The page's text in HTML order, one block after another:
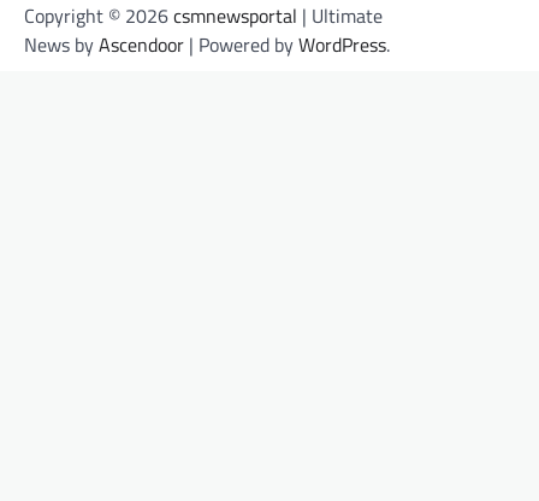
Copyright © 2026csmnewsportal | Ultimate
News byAscendoor | Powered byWordPress.